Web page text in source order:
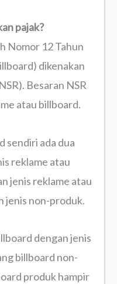
pajak?
Nomor 12 Tahun
dikenakan
Besaran NSR
atau billboard.
sendiri ada dua
reklame atau
jenis reklame atau
jenis non-produk.
dengan jenis
billboard non-
produk hampir